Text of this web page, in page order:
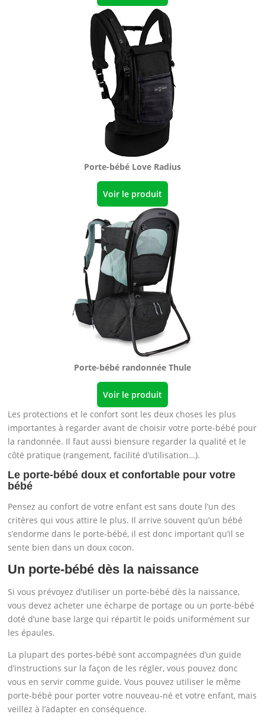
Porte-bébé Love Radius
Voir le produit
Porte-bébé randonnée Thule
Voir le produit
Les protections et le confort sont les deux choses les plus
importantes à regarder avant de choisir votre porte-bébé pour
la randonnée. Il faut aussi biensure regarder la qualité et le
côté pratique (rangement, facilité d’utilisation…).
Le porte-bébé doux et confortable pour votre
bébé
Pensez au confort de votre enfant est sans doute l’un des
critères qui vous attire le plus. Il arrive souvent qu’un bébé
s’endorme dans le porte-bébé, il est donc important qu’il se
sente bien dans un doux cocon.
Un porte-bébé dès la naissance
Si vous prévoyez d’utiliser un porte-bébé dès la naissance,
vous devez acheter une écharpe de portage ou un porte-bébé
doté d’une base large qui répartit le poids uniformément sur
les épaules.
La plupart des portes-bébé sont accompagnées d’un guide
d’instructions sur la façon de les régler, vous pouvez donc
vous en servir comme guide. Vous pouvez utiliser le même
porte-bébé pour porter votre nouveau-né et votre enfant, mais
veillez à l’adapter en conséquence.